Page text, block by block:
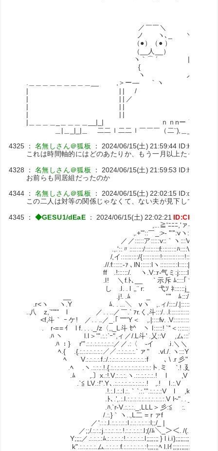
／￣￣＼
ノ ヽ､_ ＼
（●）（● ） |
（__人__） |
ヽ｀⌒ ´ |
{ |
ヽ ノ
.＿＿＿＿＿＿＿＿＿__ ,＞ー― ｀ヽ
| | | / ヽ
| | | ／ ＼＿＿
| | | ､ ヽ |
| | | ヽ ヽ
|＿＿＿＿_＿＿＿＿__|_| ｎｎnー ⌒ | | |
＿|＿_|_|＿ 二二ｌ二二ｌ￣￣￣（二¨),＿_／ ￣
4325 ：名無しさん＠狐板 ： 2024/06/15(土) 21:59:44
これは時間軸的にはどのあたりか、もう一月以上たってるの
4328 ：名無しさん＠狐板 ： 2024/06/15(土) 21:59:53
お前らも同居組だったのか
4344 ：名無しさん＠狐板 ： 2024/06/15(土) 22:02:15
この二人は対等の関係じゃなくて、ない夫が見下してたんや
4345 ：◆GESU1/dEaE ： 2024/06/15(土) 22:02:21
,...≧'ﾆﾆﾆ,'ァ-.ミ
,.+'"::￣_:>- ''''':vヽ::::::＼
／／:::::ア:::::v::｀ヽ:::V V::::::ﾑ
.,.'::〃::::::::/::::::::f:::::::::ﾊ::::V V:::::::
/,イ::::::::::/{::::::::::!:::::::::::::!::::l_｢,ヽ:::l
.//.f::::::-ｧ ､lN::::::lヽ::::::::::l:::::|{ア::::::l
ff .!::::::/. ヽ.V::r‐气ミ:j:::::l:V V:::l そ
.l! ＼f.ﾄ､__ ` 示斥 ﾑ::::｢ヾ, V::
し .l. . l ,,¨ r: 弋ｿ ﾈ::::::j_/::V.V
__ .j!. .ﾑ _ '''' ﾑ:::/:::::::::ﾍ V
.r<ヽ ヽ.Y ﾑ. . ...＼ vヽ ,.ィ/::::/.|::::::::::::::㍉
..八ゞz,`''''" l ／. . ..／￣.` ｧr.く,斗:::/. .l::::::::::::::| ㍉
<f,斗｀ ｰ ケ! ／. . ..／_.｢ ""''Y＜ ,.|::::fv. .V:::::::::::! ﾊV
.ゝr‐== ｲ l f. . . ._/z〈,,_L斗 ｾ^ ヽ l:::::! `''＜:::::::::: .| }
.ﾊ ヽ l.l＞'".:.:`ｰ",ィ／/.L斗' .乂::V ,ム:::V:! ~
.ﾊ ：} r'".:.:.:.:.:.:.:.:／／.:〈ゝ-イ .i.＼＼ .!::::ﾍv
ﾍ.{ .{.:.:.:.:.:.:.:／／.:.:.:.:.:.` ァ" .vl./. ヽ:::Y l.V::::ヽ
ﾍ V.:.:.:.:.f.:/.:.:.:.:.:.:.:.:.:.:.:f ､ \ .r 彡" l. ＼::::
.ﾍ .ヽ.:.:.:.!.{.:.:.:.:.:.:.:.:.:.:.:.:ト.ミ `.! .廴 ..,,_ !. .
.ﾑ ,.〕x.:!.V.:.:.:.ヽ.::.:.:.:.:.! l ,V ＼ ~ l. . .
.`≦ LV.:!''.Y､.:.:.:.:.:.:.:.:.:.! ,.! l.:.V .ヽ V. .
.!.:.l.:.:l.:.｀`.:.'''.:.:.:.:V l ,k"V .V.
.ﾄ､.',.:.l.:.:.:.:.:.:.:.:.:.:.:.V l~". . _入、 V.
.ﾊ.`r-V.:.:.:._,LLL＞彡:≦ :. ｀ヽ
/.:.}｀ヽ..,L二 = r ァf _,.イ
／'.:.:.l.:.:.:.:.:l.:.:.:.:.:.:l;;/_ | ,zz ≦. ／:::
／;;/.:.:.:j.:.:.:.:.:.!.:.:.:.:.:.l;(/ﾑ＼_＞＜. /(. /::::::::{
Y;;;;／.:.:.:.:ﾑ.:.:.:.:.:!.:.:.:.:.:.l;;;;;;; } l i.i};;;;;;;;＼
k".:.:.:.:.:.ム.:.:.:.:.f.:.:.:.:.:.:.:!;;;;;;ﾍ l.lｲ;;;;;;;;;;;;ムV::l